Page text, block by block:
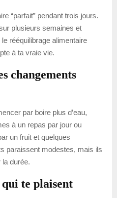
“parfait” pendant trois jours.
plusieurs semaines et
rééquilibrage alimentaire
à ta vraie vie.
changements
par boire plus d’eau,
à un repas par jour ou
un fruit et quelques
paraissent modestes, mais ils
durée.
qui te plaisent